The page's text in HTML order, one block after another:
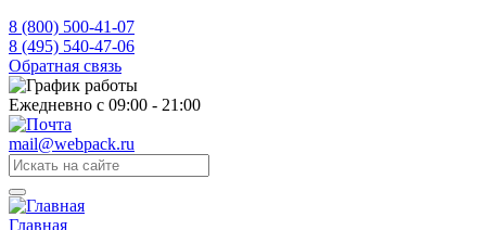
8 (800) 500-41-07
8 (495) 540-47-06
Обратная связь
Ежедневно с 09:00 - 21:00
mail@webpack.ru
Главная